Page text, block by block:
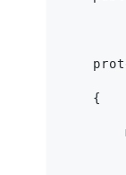
    {